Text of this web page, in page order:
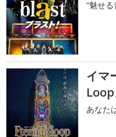
“魅せ
イマ
Loop
あなた